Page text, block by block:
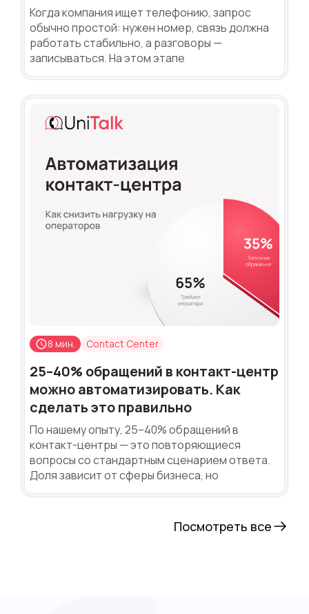
Когда компания ищет телефонию, запрос
обычно простой: нужен номер, связь должна
работать стабильно, а разговоры —
записываться. На этом этапе
8 мин. Contact Center
25–40% обращений в контакт-центр
можно автоматизировать. Как
сделать это правильно
По нашему опыту, 25–40% обращений в
контакт-центры — это повторяющиеся
вопросы со стандартным сценарием ответа.
Доля зависит от сферы бизнеса, но
Посмотреть все